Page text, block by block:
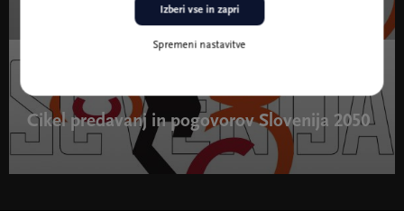
Festival Slovenija 2050 " width="580" height="395">
Cikel predavanj in pogovorov Slovenija 2050
Spremeni nastavitve
Izberi vse in zapri